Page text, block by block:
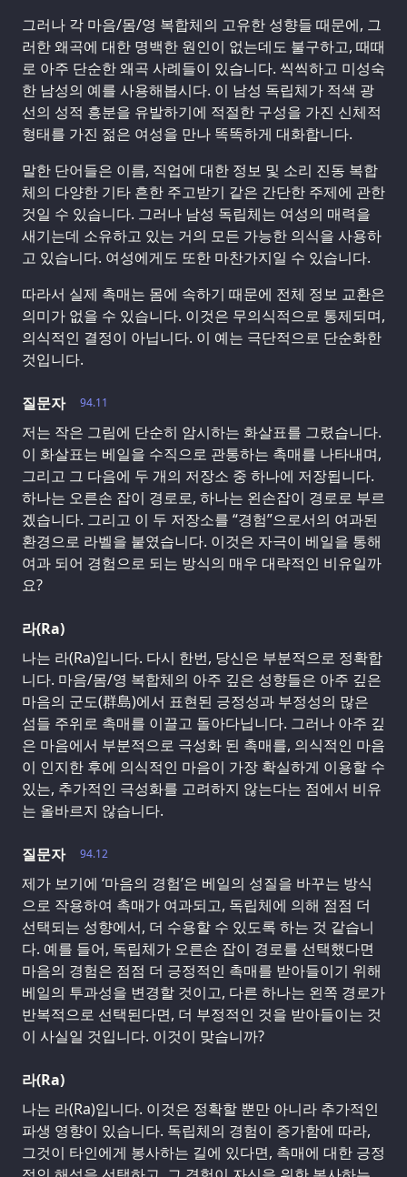
그러나 각 마음/몸/영 복합체의 고유한 성향들 때문에, 그
러한 왜곡에 대한 명백한 원인이 없는데도 불구하고, 때때
로 아주 단순한 왜곡 사례들이 있습니다. 씩씩하고 미성숙
한 남성의 예를 사용해봅시다. 이 남성 독립체가 적색 광
선의 성적 흥분을 유발하기에 적절한 구성을 가진 신체적
형태를 가진 젊은 여성을 만나 똑똑하게 대화합니다.
말한 단어들은 이름, 직업에 대한 정보 및 소리 진동 복합
체의 다양한 기타 흔한 주고받기 같은 간단한 주제에 관한
것일 수 있습니다. 그러나 남성 독립체는 여성의 매력을
새기는데 소유하고 있는 거의 모든 가능한 의식을 사용하
고 있습니다. 여성에게도 또한 마찬가지일 수 있습니다.
따라서 실제 촉매는 몸에 속하기 때문에 전체 정보 교환은
의미가 없을 수 있습니다. 이것은 무의식적으로 통제되며,
의식적인 결정이 아닙니다. 이 예는 극단적으로 단순화한
것입니다.
94.11
질문자
저는 작은 그림에 단순히 암시하는 화살표를 그렸습니다.
이 화살표는 베일을 수직으로 관통하는 촉매를 나타내며,
그리고 그 다음에 두 개의 저장소 중 하나에 저장됩니다.
하나는 오른손 잡이 경로로, 하나는 왼손잡이 경로로 부르
겠습니다. 그리고 이 두 저장소를 “경험”으로서의 여과된
환경으로 라벨을 붙였습니다. 이것은 자극이 베일을 통해
여과 되어 경험으로 되는 방식의 매우 대략적인 비유일까
요?
라(Ra)
나는 라(Ra)입니다. 다시 한번, 당신은 부분적으로 정확합
니다. 마음/몸/영 복합체의 아주 깊은 성향들은 아주 깊은
마음의 군도(群島)에서 표현된 긍정성과 부정성의 많은
섬들 주위로 촉매를 이끌고 돌아다닙니다. 그러나 아주 깊
은 마음에서 부분적으로 극성화 된 촉매를, 의식적인 마음
이 인지한 후에 의식적인 마음이 가장 확실하게 이용할 수
있는, 추가적인 극성화를 고려하지 않는다는 점에서 비유
는 올바르지 않습니다.
94.12
질문자
제가 보기에 ‘마음의 경험’은 베일의 성질을 바꾸는 방식
으로 작용하여 촉매가 여과되고, 독립체에 의해 점점 더
선택되는 성향에서, 더 수용할 수 있도록 하는 것 같습니
다. 예를 들어, 독립체가 오른손 잡이 경로를 선택했다면
마음의 경험은 점점 더 긍정적인 촉매를 받아들이기 위해
베일의 투과성을 변경할 것이고, 다른 하나는 왼쪽 경로가
반복적으로 선택된다면, 더 부정적인 것을 받아들이는 것
이 사실일 것입니다. 이것이 맞습니까?
라(Ra)
나는 라(Ra)입니다. 이것은 정확할 뿐만 아니라 추가적인
파생 영향이 있습니다. 독립체의 경험이 증가함에 따라,
그것이 타인에게 봉사하는 길에 있다면, 촉매에 대한 긍정